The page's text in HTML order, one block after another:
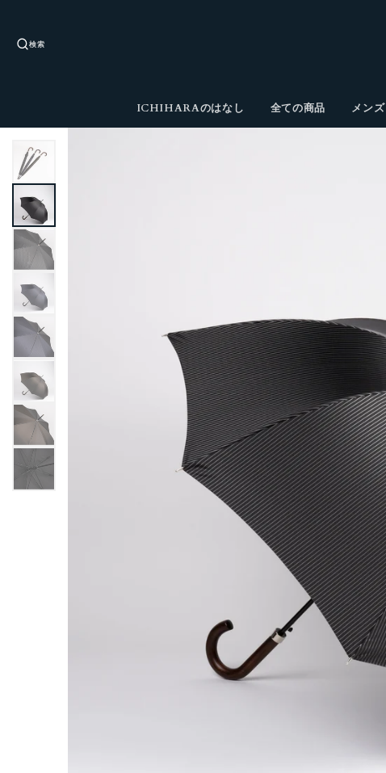
検索
ICHIHARAのはなし 全ての商品 メンズ